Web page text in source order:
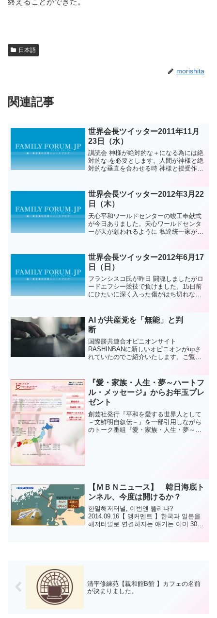
日本語
morishita
関連記事
世界会長ツイッター2011年11月
23日（水）
訓読会 神様が絶対的な＋になる為には絶
対的な-を必要とします。人間が神様と絶
対的な垂直を合わせる時 神様と授受作用
中心として宗族が成されるのです。
世界会長ツイッター2012年3月22
日（木）
天心平和ワールドセンターの竣工奉献式
が今日ありました。天心ワールドセンタ
ーが天が願われるように 私達統一家が世
世界会長ツイッター2012年6月17
日（日）
フランシスコ氏が昨日 闘魂しましたがロ
ードエフシー競技で負けました。15日前
にひたいに深く入った傷がはち切れなが
「捨て石に負けたのではなく次がまたあ
る」と大きく激励されま...
AI が共産党を「無能」と判
断
国際勝共連合オピニオンサイト
RASHINBANに新しいオピニオンがupさ
れていたのでご紹介いたします。ご覧く
科学者である」と、中国共産党幹部が語
ったという。米元国務次官...
『愛・家族・人生・夢～ハートフ
ル・メッセージ』からお年玉プレ
ゼント
創芸社発行『平和を愛する世界人として
－文鮮明自叙伝－』を一部引用しながら
のトーク番組『愛・家族・人生・夢～ハ
【ＭＢＮニュース】 韓日海底ト
ンネル、今度は開けるか？
한일해저터널, 이번엔 뚫리나?
2014.09.16【 앵커멘트 】한국과 일본을
해저터널로 연결하자는 얘기는 이미 30년
清平修練苑【親和館B館 】カフェの名前
が決まりました。